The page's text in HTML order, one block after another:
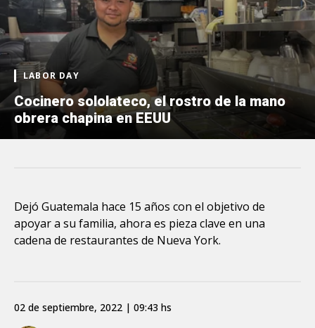
LABOR DAY
Cocinero sololateco, el rostro de la mano
obrera chapina en EEUU
Dejó Guatemala hace 15 años con el objetivo de
apoyar a su familia, ahora es pieza clave en una
cadena de restaurantes de Nueva York.
02 de septiembre, 2022 | 09:43 hs